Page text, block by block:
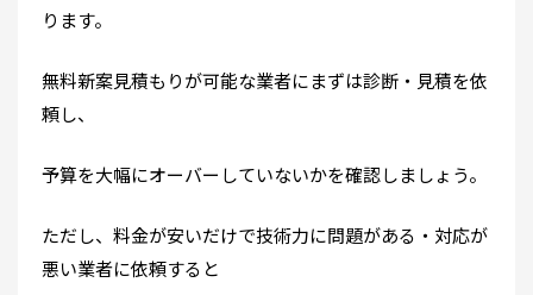
ります。
無料新案見積もりが可能な業者にまずは診断・見積を依
頼し、
予算を大幅にオーバーしていないかを確認しましょう。
ただし、料金が安いだけで技術力に問題がある・対応が
悪い業者に依頼すると